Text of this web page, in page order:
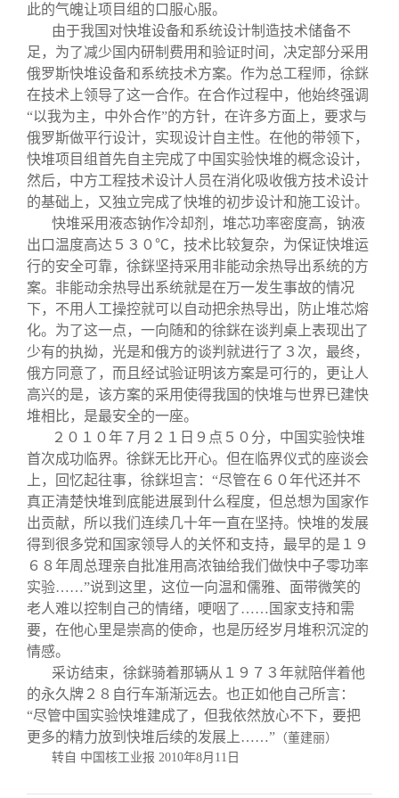
此的气魄让项目组的口服心服。
由于我国对快堆设备和系统设计制造技术储备不
足，为了减少国内研制费用和验证时间，决定部分采用
俄罗斯快堆设备和系统技术方案。作为总工程师，徐銤
在技术上领导了这一合作。在合作过程中，他始终强调
“以我为主，中外合作”的方针，在许多方面上，要求与
俄罗斯做平行设计，实现设计自主性。在他的带领下，
快堆项目组首先自主完成了中国实验快堆的概念设计，
然后，中方工程技术设计人员在消化吸收俄方技术设计
的基础上，又独立完成了快堆的初步设计和施工设计。
快堆采用液态钠作冷却剂，堆芯功率密度高，钠液
出口温度高达５３０℃，技术比较复杂，为保证快堆运
行的安全可靠，徐銤坚持采用非能动余热导出系统的方
案。非能动余热导出系统就是在万一发生事故的情况
下，不用人工操控就可以自动把余热导出，防止堆芯熔
化。为了这一点，一向随和的徐銤在谈判桌上表现出了
少有的执拗，光是和俄方的谈判就进行了３次，最终，
俄方同意了，而且经试验证明该方案是可行的，更让人
高兴的是，该方案的采用使得我国的快堆与世界已建快
堆相比，是最安全的一座。
２０１０年７月２１日９点５０分，中国实验快堆
首次成功临界。徐銤无比开心。但在临界仪式的座谈会
上，回忆起往事，徐銤坦言：“尽管在６０年代还并不
真正清楚快堆到底能进展到什么程度，但总想为国家作
出贡献，所以我们连续几十年一直在坚持。快堆的发展
得到很多党和国家领导人的关怀和支持，最早的是１９
６８年周总理亲自批准用高浓铀给我们做快中子零功率
实验……”说到这里，这位一向温和儒雅、面带微笑的
老人难以控制自己的情绪，哽咽了……国家支持和需
要，在他心里是崇高的使命，也是历经岁月堆积沉淀的
情感。
采访结束，徐銤骑着那辆从１９７３年就陪伴着他
的永久牌２８自行车渐渐远去。也正如他自己所言：
“尽管中国实验快堆建成了，但我依然放心不下，要把
更多的精力放到快堆后续的发展上……” （董建丽）
转自 中国核工业报 2010年8月 11 日